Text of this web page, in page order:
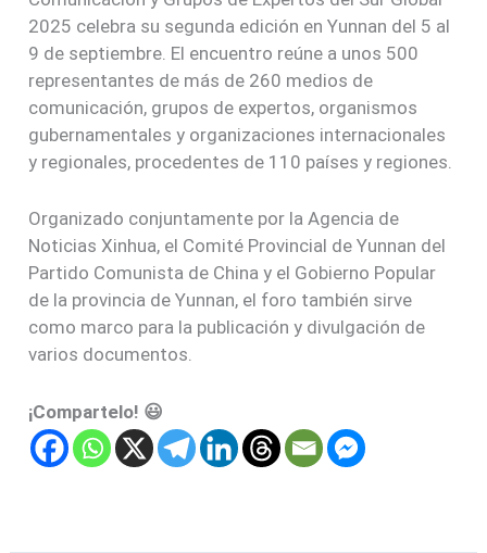
2025 celebra su segunda edición en Yunnan del 5 al
9 de septiembre. El encuentro reúne a unos 500
representantes de más de 260 medios de
comunicación, grupos de expertos, organismos
gubernamentales y organizaciones internacionales
y regionales, procedentes de 110 países y regiones.
Organizado conjuntamente por la Agencia de
Noticias Xinhua, el Comité Provincial de Yunnan del
Partido Comunista de China y el Gobierno Popular
de la provincia de Yunnan, el foro también sirve
como marco para la publicación y divulgación de
varios documentos.
¡Compartelo! 😃